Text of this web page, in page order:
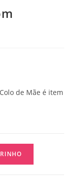
de Mãe é item